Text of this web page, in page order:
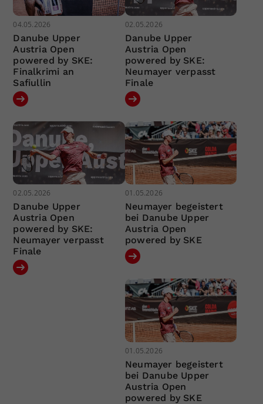
04.05.2026
Danube Upper
Austria Open
powered by SKE:
Finalkrimi an
Safiullin
02.05.2026
Danube Upper
Austria Open
powered by SKE:
Neumayer verpasst
Finale
02.05.2026
Danube Upper
Austria Open
powered by SKE:
Neumayer verpasst
Finale
01.05.2026
Neumayer begeistert
bei Danube Upper
Austria Open
powered by SKE
01.05.2026
Neumayer begeistert
bei Danube Upper
Austria Open
powered by SKE